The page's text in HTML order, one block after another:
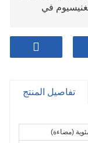
في
تفاصيل المنتج